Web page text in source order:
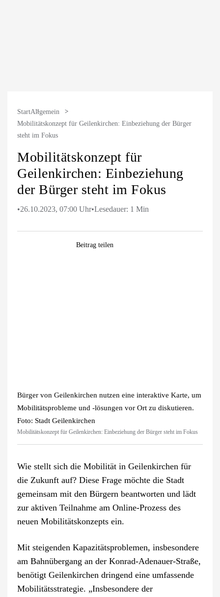
StartAllgemein
Mobilitätskonzept für Geilenkirchen: Einbeziehung der Bürger
steht im Fokus
Mobilitätskonzept für
Geilenkirchen: Einbeziehung
der Bürger steht im Fokus
•26.10.2023, 07:00 Uhr•Lesedauer: 1 Min
Beitrag teilen
Pinterest
E-
Bürger von Geilenkirchen nutzen eine interaktive Karte, um
Mobilitätsprobleme und -lösungen vor Ort zu diskutieren.
Foto: Stadt Geilenkirchen
Mobilitätskonzept für Geilenkirchen: Einbeziehung der Bürger steht im Fokus
Wie stellt sich die Mobilität in Geilenkirchen für
die Zukunft auf? Diese Frage möchte die Stadt
gemeinsam mit den Bürgern beantworten und lädt
zur aktiven Teilnahme am Online-Prozess des
neuen Mobilitätskonzepts ein.
Mit steigenden Kapazitätsproblemen, insbesondere
am Bahnübergang an der Konrad-Adenauer-Straße,
benötigt Geilenkirchen dringend eine umfassende
Mobilitätsstrategie. „Insbesondere der